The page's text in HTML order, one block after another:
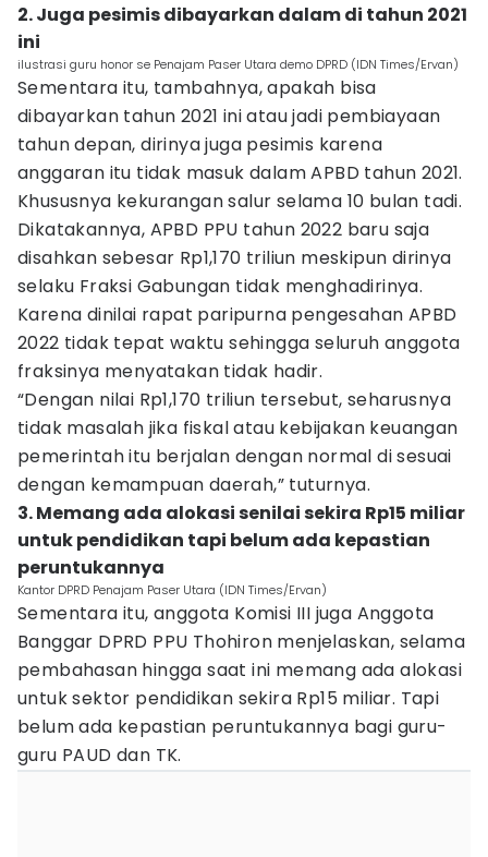
2. Juga pesimis dibayarkan dalam di tahun 2021
ini
ilustrasi guru honor se Penajam Paser Utara demo DPRD (IDN Times/Ervan)
Sementara itu, tambahnya, apakah bisa
dibayarkan tahun 2021 ini atau jadi pembiayaan
tahun depan, dirinya juga pesimis karena
anggaran itu tidak masuk dalam APBD tahun 2021.
Khususnya kekurangan salur selama 10 bulan tadi.
Dikatakannya, APBD PPU tahun 2022 baru saja
disahkan sebesar Rp1,170 triliun meskipun dirinya
selaku Fraksi Gabungan tidak menghadirinya.
Karena dinilai rapat paripurna pengesahan APBD
2022 tidak tepat waktu sehingga seluruh anggota
fraksinya menyatakan tidak hadir.
“Dengan nilai Rp1,170 triliun tersebut, seharusnya
tidak masalah jika fiskal atau kebijakan keuangan
pemerintah itu berjalan dengan normal di sesuai
dengan kemampuan daerah,” tuturnya.
3. Memang ada alokasi senilai sekira Rp15 miliar
untuk pendidikan tapi belum ada kepastian
peruntukannya
Kantor DPRD Penajam Paser Utara (IDN Times/Ervan)
Sementara itu, anggota Komisi III juga Anggota
Banggar DPRD PPU Thohiron menjelaskan, selama
pembahasan hingga saat ini memang ada alokasi
untuk sektor pendidikan sekira Rp15 miliar. Tapi
belum ada kepastian peruntukannya bagi guru-
guru PAUD dan TK.